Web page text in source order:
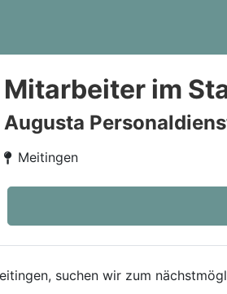
Mitarbeiter im
Augusta
Meitingen
suchen wir zum